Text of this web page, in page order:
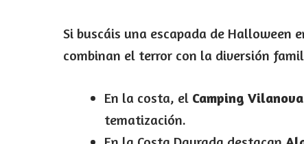
Si buscáis una escapada de Halloween
combinan el terror con la diversión
En la costa, el Camping
tematización.